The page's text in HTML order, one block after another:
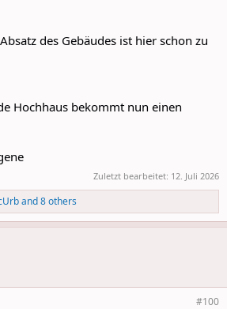
des Gebäudes ist hier schon zu
Hochhaus bekommt nun einen
Zuletzt bearbeitet: 12. Juli 2026
and 8 others
#100